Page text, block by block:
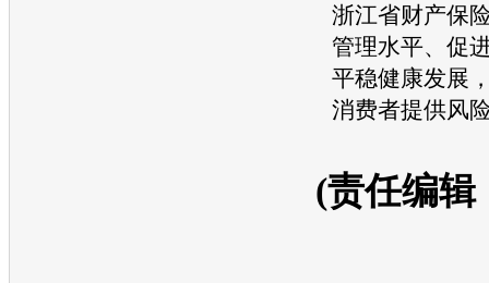
浙江省财产保
管理水平、促
平稳健康发展
消费者提供风
(责任编辑